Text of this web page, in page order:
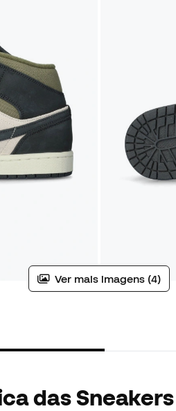
Ver mais imagens (4)
das Sneakers